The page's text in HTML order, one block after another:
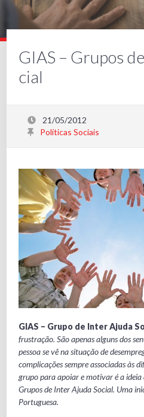
GIAS – Grupos
cial
21/05/2012
Políticas Sociais
GIAS – Grupo de Inter Ajuda
frustração. São apenas alguns dos
pessoa se vê na situação de
complicações sempre associadas às
grupo para apoiar e motivar é a ideia
Grupos de Inter Ajuda Social. Uma
Portuguesa.